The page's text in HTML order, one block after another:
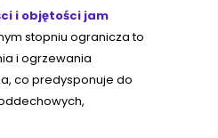
i objętości jam
stopniu ogranicza to
i ogrzewania
co predysponuje do